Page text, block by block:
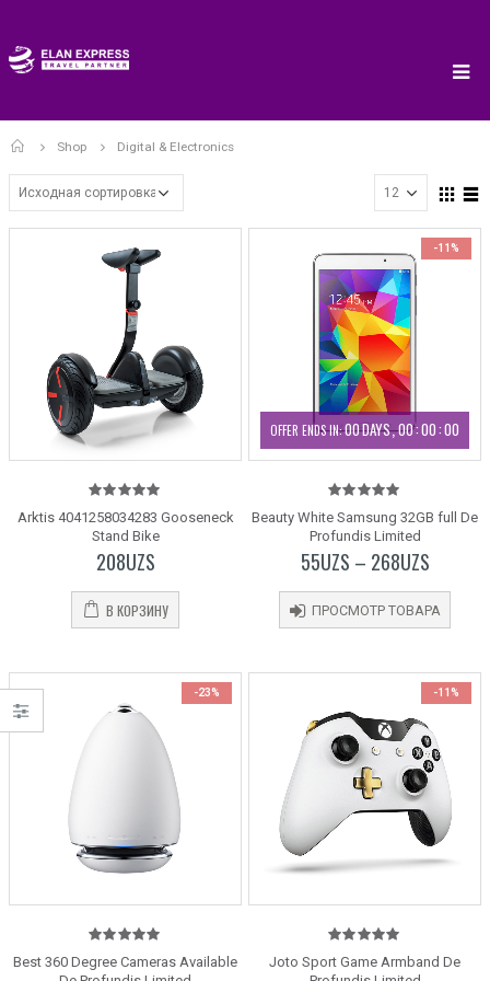
Home
Shop Digital & Electronics
5.00out
of 5
Arktis 4041258034283 Gooseneck
Stand Bike
208UZS
В КОРЗИНУ
-11%
OFFER ENDS IN:00DAYS 00:00:00
5.00
of 5
Beauty White Samsung 32GB full De
Profundis Limited
55UZS – 268UZS
ПРОСМОТР ТОВАРА
-23%
out
of 5
Best 360 Degree Cameras Available
-11%
5.00
out
of 5
Joto Sport Game Armband De
Silver Porto
Silver Porto